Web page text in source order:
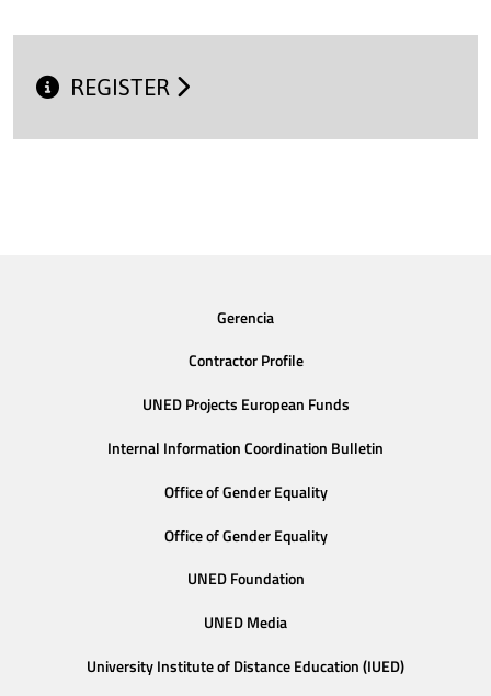
REGISTER
Gerencia
Contractor Profile
UNED Projects European Funds
Internal Information Coordination Bulletin
Office of Gender Equality
Office of Gender Equality
UNED Foundation
UNED Media
University Institute of Distance Education (IUED)